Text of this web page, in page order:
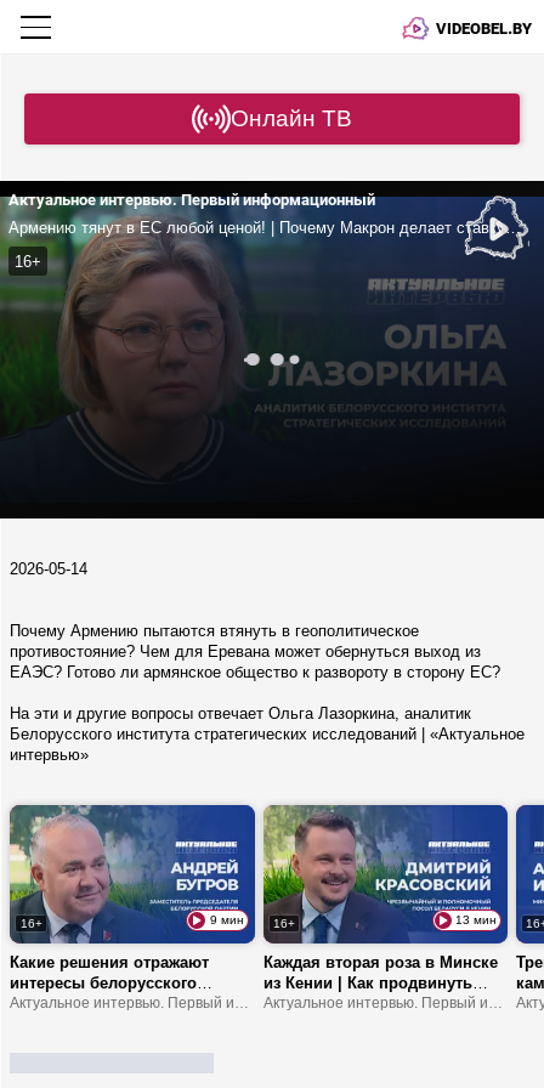
VIDEOBEL.BY
Онлайн ТВ
Актуальное интервью. Первый информационный
Армению тянут в ЕС любой ценой! | Почему Макрон делает ставку на Пашиняна? | Как США и Европа делят Кавказ?
16+
2026-05-14
Почему Армению пытаются втянуть в геополитическое
противостояние? Чем для Еревана может обернуться выход из
ЕАЭС? Готово ли армянское общество к развороту в сторону ЕС?
На эти и другие вопросы отвечает Ольга Лазоркина, аналитик
Белорусского института стратегических исследований | «Актуальное
интервью»
16+ 9 мин
Какие решения отражают
интересы белорусского
народа? | Что устанавливает
16+ 13 мин
Каждая вторая роза в Минске
из Кении | Как продвинуть
туда молочку? | В Африке